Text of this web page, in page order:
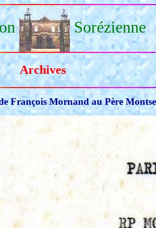
Sorézienne
Archives
François Mornand au Père